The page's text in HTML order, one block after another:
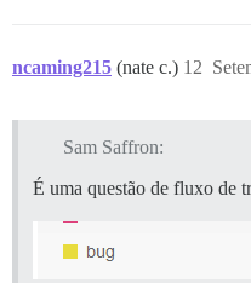
ncaming215 (nate c.) 12
Sam Saffron:
É uma questão de fluxo de